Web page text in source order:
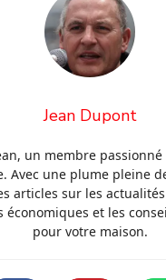
Jean Dupont
un membre passionné
Avec une plume pleine
articles sur les
économiques et les
pour votre maison.